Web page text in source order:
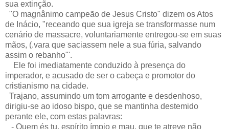
sua extinção.
"O magnânimo campeão de Jesus Cristo" dizem os Atos
de Inácio, "receando que sua igreja se transformasse num
cenário de massacre, voluntariamente entregou-se em suas
mãos, (.vara que saciassem nele a sua fúria, salvando
assim o rebanho"'.
Ele foi imediatamente conduzido à presença do
imperador, e acusado de ser o cabeça e promotor do
cristianismo na cidade.
Trajano, assumindo um tom arrogante e desdenhoso,
dirigiu-se ao idoso bispo, que se mantinha destemido
perante ele, com estas palavras:
- Quem és tu. espírito ímpio e mau, que te atreve não